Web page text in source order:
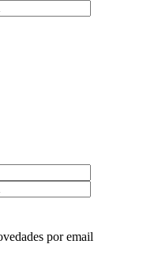
por email